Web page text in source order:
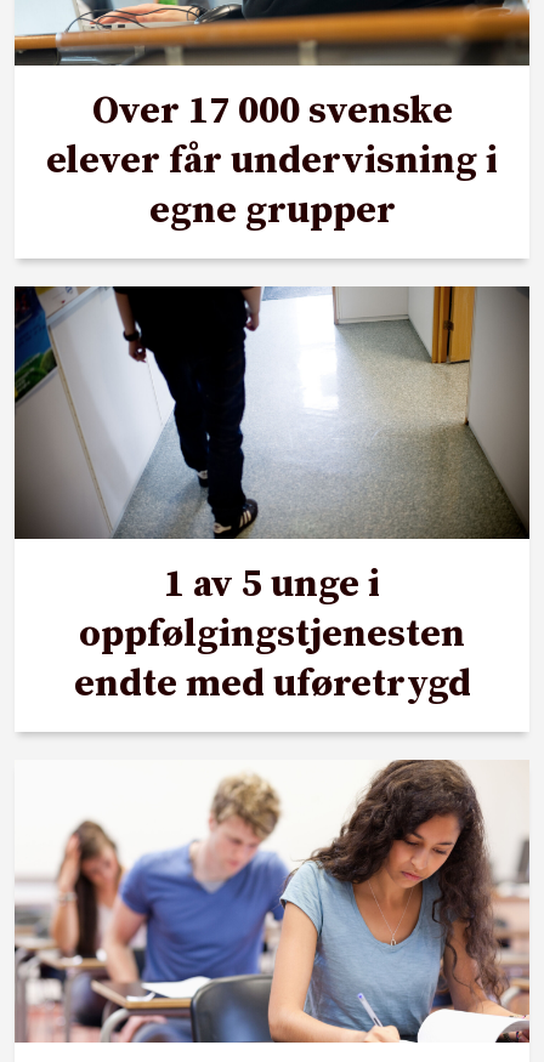
Over 17 000 svenske
elever får undervisning i
egne grupper
1 av 5 unge i
oppfølgingstjenesten
endte med uføretrygd